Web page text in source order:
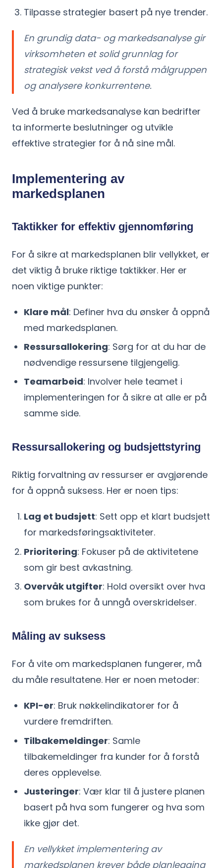
Tilpasse strategier basert på nye trender.
En grundig data- og markedsanalyse gir
virksomheten et solid grunnlag for
strategisk vekst ved å forstå målgruppen
og analysere konkurrentene.
Ved å bruke markedsanalyse kan bedrifter
ta informerte beslutninger og utvikle
effektive strategier for å nå sine mål.
Implementering av
markedsplanen
Taktikker for effektiv gjennomføring
For å sikre at markedsplanen blir vellykket, er
det viktig å bruke riktige taktikker. Her er
noen viktige punkter:
Klare mål: Definer hva du ønsker å oppnå
med markedsplanen.
Ressursallokering: Sørg for at du har de
nødvendige ressursene tilgjengelig.
Teamarbeid: Involver hele teamet i
implementeringen for å sikre at alle er på
samme side.
Ressursallokering og budsjettstyring
Riktig forvaltning av ressurser er avgjørende
for å oppnå suksess. Her er noen tips:
Lag et budsjett: Sett opp et klart budsjett
for markedsføringsaktiviteter.
Prioritering: Fokuser på de aktivitetene
som gir best avkastning.
Overvåk utgifter: Hold oversikt over hva
som brukes for å unngå overskridelser.
Måling av suksess
For å vite om markedsplanen fungerer, må
du måle resultatene. Her er noen metoder:
KPI-er: Bruk nøkkelindikatorer for å
vurdere fremdriften.
Tilbakemeldinger: Samle
tilbakemeldinger fra kunder for å forstå
deres opplevelse.
Justeringer: Vær klar til å justere planen
basert på hva som fungerer og hva som
ikke gjør det.
En vellykket implementering av
markedsplanen krever både planlegging